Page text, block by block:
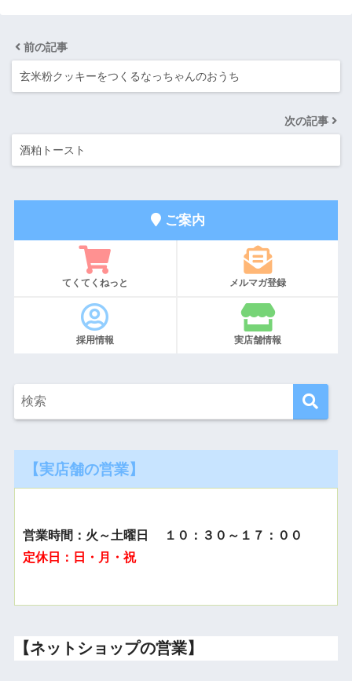
前の記事
玄米粉クッキーをつくるなっちゃんのおうち
次の記事
酒粕トースト
ご案内
てくてくねっと メルマガ登録
採用情報 実店舗情報
【実店舗の営業】
営業時間：火～土曜日 １０：３０～１７：００
定休日：日・月・祝
【ネットショップの営業】